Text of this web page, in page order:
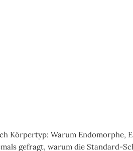
Körpertyp: Warum Endomorphe,
gefragt, warum die Standard-